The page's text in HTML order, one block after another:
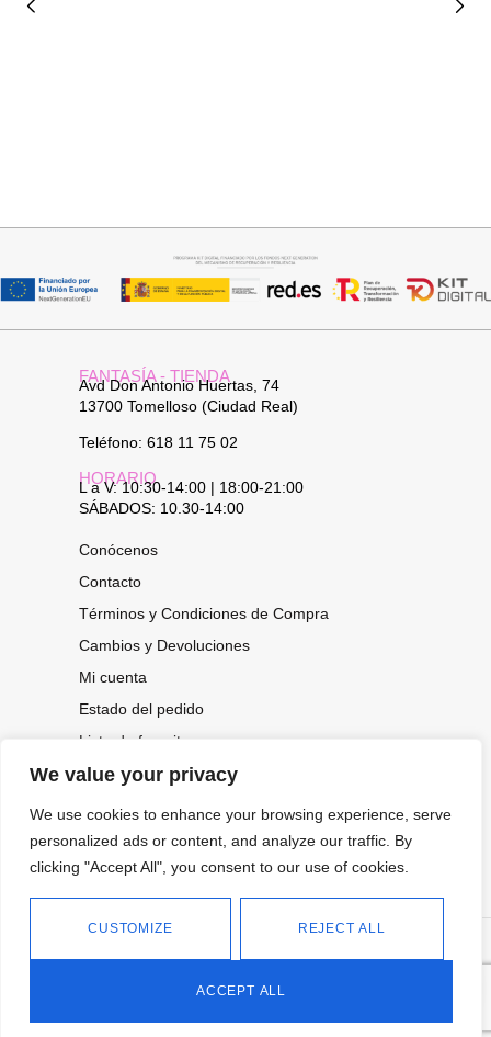
We value your privacy
We use cookies to enhance your browsing experience, serve
personalized ads or content, and analyze our traffic. By
clicking "Accept All", you consent to our use of cookies.
CUSTOMIZE REJECT ALL
ACCEPT ALL
FANTASÍA - TIENDA
Avd Don Antonio Huertas, 74
13700 Tomelloso (Ciudad Real)
Teléfono: 618 11 75 02
HORARIO
L a V: 10:30-14:00 | 18:00-21:00
SÁBADOS: 10.30-14:00
Conócenos
Contacto
Términos y Condiciones de Compra
Cambios y Devoluciones
Mi cuenta
Estado del pedido
Lista de favoritos
CONOCE NUESTRAS NOVEDADES,
OFERTAS...
2026.